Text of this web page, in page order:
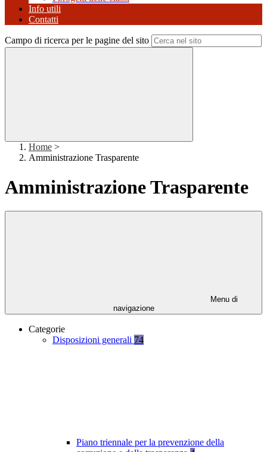
Info utili
Contatti
Campo di ricerca per le pagine del sito
Home >
Amministrazione Trasparente
Amministrazione Trasparente
Menu di
navigazione
Categorie
Disposizioni generali 74
Piano triennale per la prevenzione della